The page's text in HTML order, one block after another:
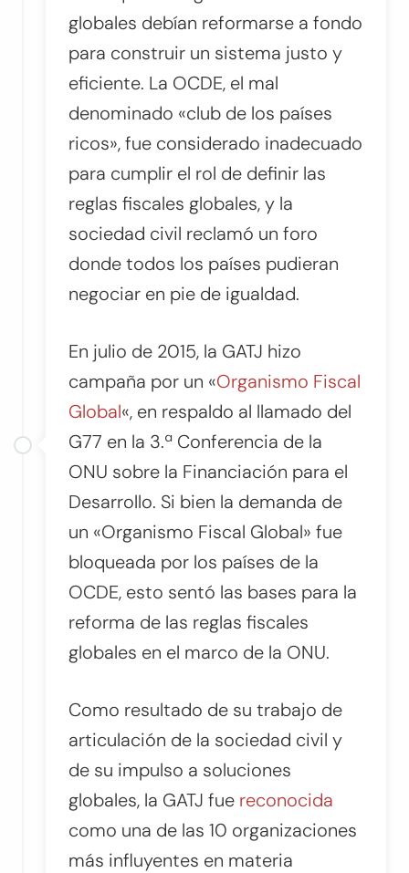
globales debían reformarse a fondo
para construir un sistema justo y
eficiente. La OCDE, el mal
denominado «club de los países
ricos», fue considerado inadecuado
para cumplir el rol de definir las
reglas fiscales globales, y la
sociedad civil reclamó un foro
donde todos los países pudieran
negociar en pie de igualdad.
En julio de 2015, la GATJ hizo
campaña por un «Organismo Fiscal
Global«, en respaldo al llamado del
G77 en la 3.ª Conferencia de la
ONU sobre la Financiación para el
Desarrollo. Si bien la demanda de
un «Organismo Fiscal Global» fue
bloqueada por los países de la
OCDE, esto sentó las bases para la
reforma de las reglas fiscales
globales en el marco de la ONU.
Como resultado de su trabajo de
articulación de la sociedad civil y
de su impulso a soluciones
globales, la GATJ fue reconocida
como una de las 10 organizaciones
más influyentes en materia